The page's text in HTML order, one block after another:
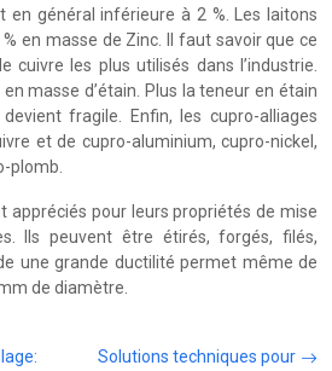
en général inférieure à 2 %. Les laitons
en masse de Zinc. Il faut savoir que ce
cuivre les plus utilisés dans l’industrie.
en masse d’étain. Plus la teneur en étain
fragile. Enfin, les cupro-alliages
et de cupro-aluminium, cupro-nickel,
plomb.
appréciés pour leurs propriétés de mise
Ils peuvent être étirés, forgés, filés,
une grande ductilité permet même de
de diamètre.
Solutions techniques pour